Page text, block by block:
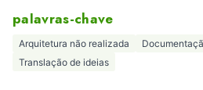
palavras-chave
Arquitetura não realizada
Translação de ideias